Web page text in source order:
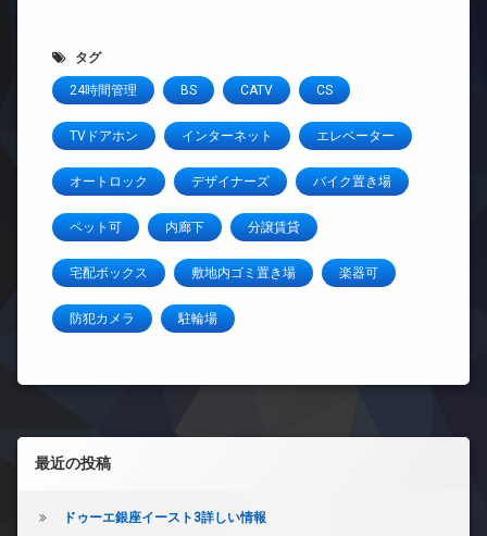
タグ
24時間管理 BS CATV CS
TVドアホン インターネット エレベーター
オートロック デザイナーズ バイク置き場
ペット可 内廊下 分譲賃貸
宅配ボックス 敷地内ゴミ置き場 楽器可
防犯カメラ 駐輪場
左サイドバー
最近の投稿
ドゥーエ銀座イースト3詳しい情報